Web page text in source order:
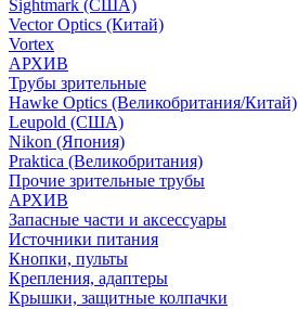
Sightmark (США)
Vector Optics (Китай)
Vortex
АРХИВ
Трубы зрительные
Hawke Optics (Великобритания/Китай)
Leupold (США)
Nikon (Япония)
Praktica (Великобритания)
Прочие зрительные трубы
АРХИВ
Запасные части и аксессуары
Источники питания
Кнопки, пульты
Крепления, адаптеры
Крышки, защитные колпачки